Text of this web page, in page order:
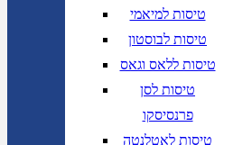
טיסות למיאמי
טיסות לבוסטון
טיסות ללאס וגאס
טיסות לסן
פרנסיסקו
טיסות לאטלנטה